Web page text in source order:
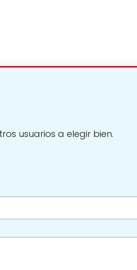
usuarios a elegir bien.